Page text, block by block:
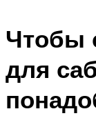
Чтобы
для